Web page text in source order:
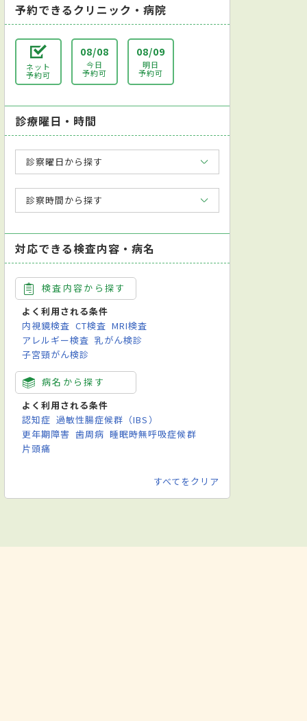
予約できるクリニック・病院
ネット
予約可
08/08
今日
予約可
08/09
明日
予約可
診療曜日・時間
診察曜日から探す
診察時間から探す
対応できる検査内容・病名
検査内容から探す
よく利用される条件
内視鏡検査 CT検査 MRI検査
アレルギー検査 乳がん検診
子宮頸がん検診
病名から探す
よく利用される条件
認知症 過敏性腸症候群（IBS）
更年期障害 歯周病 睡眠時無呼吸症候群
片頭痛
すべてをクリア